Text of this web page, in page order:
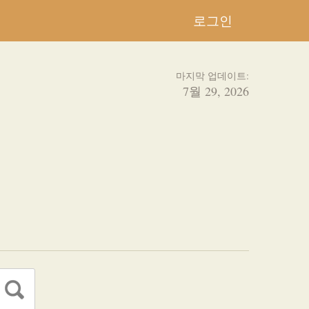
로그인
마지막 업데이트:
7월 29, 2026